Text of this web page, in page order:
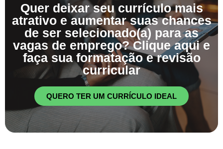
Quer deixar seu currículo mais
atrativo e aumentar suas chances
de ser selecionado(a) para as
vagas de emprego? Clique aqui e
faça sua formatação e revisão
curricular
QUERO TER UM CURRÍCULO IDEAL